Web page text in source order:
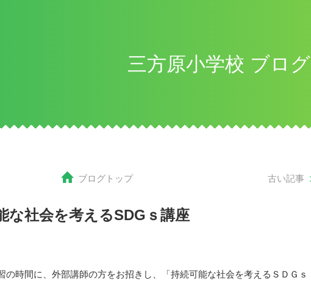
三方原小学校 ブログ
古い記事
ブログトップ
な社会を考えるSDGｓ講座
の時間に、外部講師の方をお招きし、「持続可能な社会を考えるＳＤＧｓ